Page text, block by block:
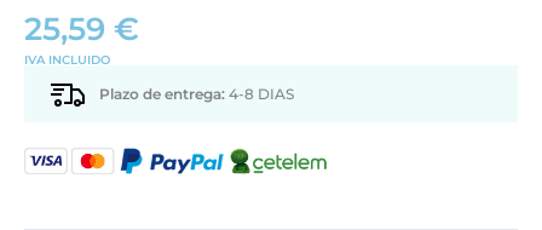
25,59 €
IVA INCLUIDO
Plazo de entrega: 4-8 DIAS